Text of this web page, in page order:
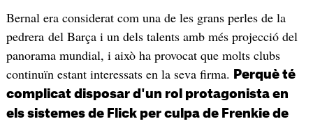
Bernal era considerat com una de les grans perles de la
pedrera del Barça i un dels talents amb més projecció del
panorama mundial, i això ha provocat que molts clubs
continuïn estant interessats en la seva firma.
Perquè té
complicat disposar d'un rol protagonista en
els sistemes de Flick per culpa de Frenkie de